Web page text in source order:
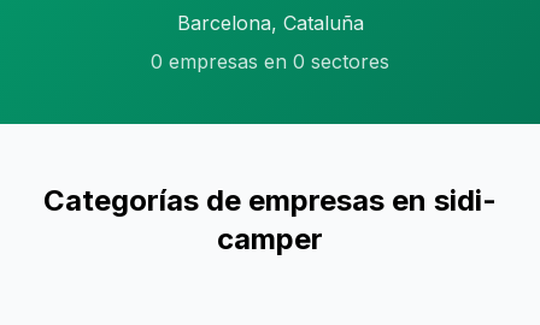
Barcelona, Cataluña
0 empresas en 0 sectores
Categorías de empresas en sidi-
camper